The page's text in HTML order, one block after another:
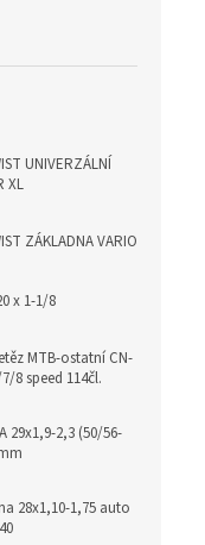
UNIVERZÁLNÍ
XL
ZÁKLADNA VARIO
x 1-1/8
MTB-ostatní CN-
8 speed 114čl.
29x1,9-2,3 (50/56-
28x1,10-1,75 auto